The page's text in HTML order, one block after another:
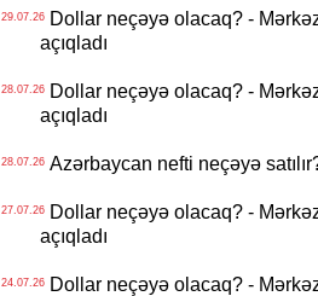
29.07.26Dollar neçəyə olacaq? -
açıqladı
28.07.26Dollar neçəyə olacaq? -
açıqladı
28.07.26Azərbaycan nefti neçəyə
27.07.26Dollar neçəyə olacaq? -
açıqladı
24.07.26Dollar neçəyə olacaq? -